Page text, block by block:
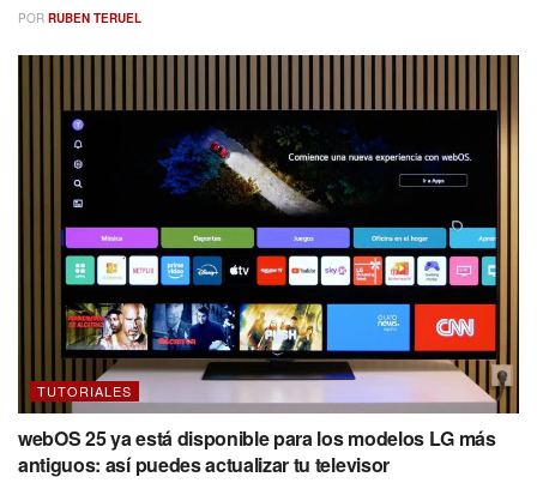
POR RUBEN TERUEL
TUTORIALES
webOS 25 ya está disponible para los modelos LG más
antiguos: así puedes actualizar tu televisor